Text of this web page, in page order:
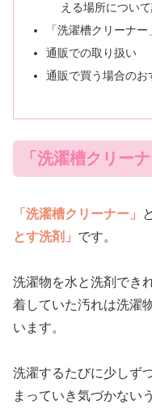
える場所について
「洗濯槽クリーナ
通販での取り扱い
通販で買う場合のお
「洗濯槽クリー
「洗濯槽クリーナー」
とす洗剤」 です。
洗濯物を水と洗剤でき
着していた汚れは洗濯
います。
洗濯するたびに少しず
まっていき気づかない